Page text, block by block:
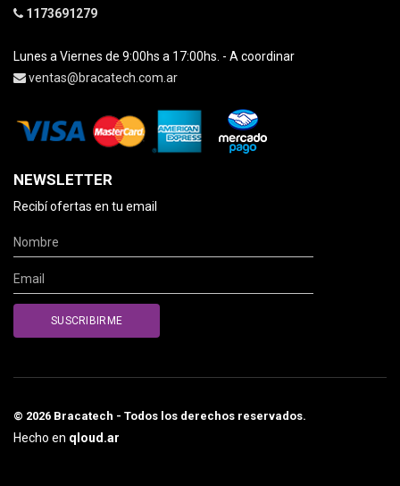
1173691279
Lunes a Viernes de 9:00hs a 17:00hs. - A coordinar
ventas@bracatech.com.ar
NEWSLETTER
Recibí ofertas en tu email
© 2026 Bracatech - Todos los derechos reservados.
Hecho en qloud.ar